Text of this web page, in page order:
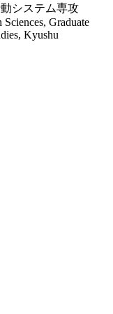
システム専攻
Graduate
Kyushu